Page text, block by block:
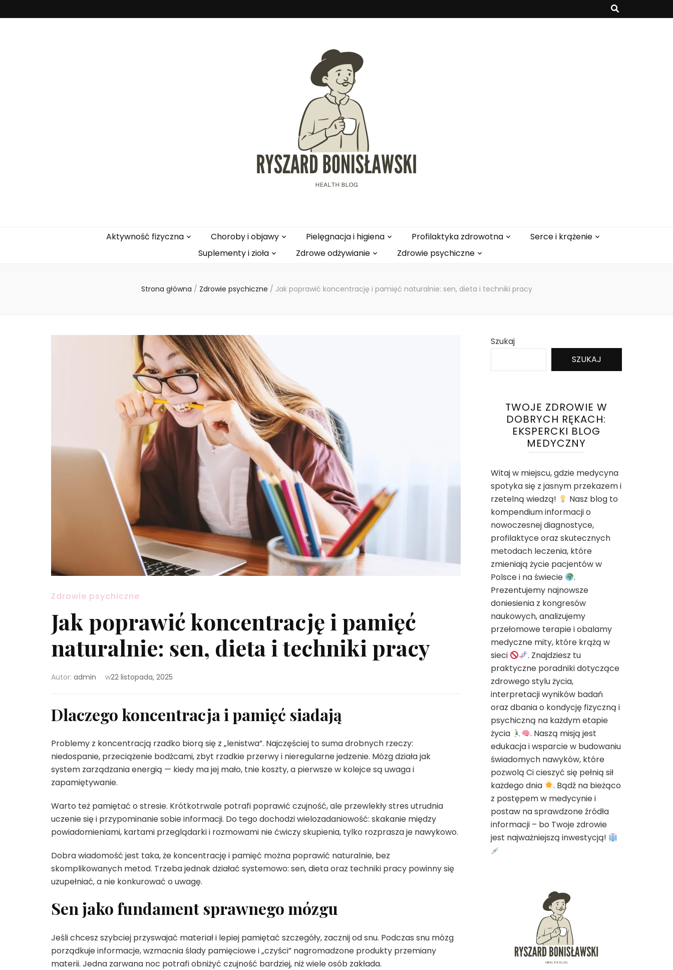
Aktywność fizyczna Choroby i objawy Pielęgnacja i higiena Profilaktyka zdrowotna
Serce i krążenie
Suplementy i zioła
Zdrowe odżywianie Zdrowie psychiczne
Strona główna / Zdrowie psychiczne / Jak poprawić koncentrację i pamięć naturalnie: sen, dieta i techniki pracy
Zdrowie psychiczne
Jak poprawić koncentrację i pamięć
naturalnie: sen, dieta i techniki pracy
Autor: admin w22 listopada, 2025
Dlaczego koncentracja i pamięć siadają
Problemy z koncentracją rzadko biorą się z „lenistwa”. Najczęściej to suma drobnych rzeczy:
niedospanie, przeciążenie bodźcami, zbyt rzadkie przerwy i nieregularne jedzenie. Mózg działa jak
system zarządzania energią — kiedy ma jej mało, tnie koszty, a pierwsze w kolejce są uwaga i
zapamiętywanie.
Warto też pamiętać o stresie. Krótkotrwale potrafi poprawić czujność, ale przewlekły stres utrudnia
uczenie się i przypominanie sobie informacji. Do tego dochodzi wielozadaniowość: skakanie między
powiadomieniami, kartami przeglądarki i rozmowami nie ćwiczy skupienia, tylko rozprasza je nawykowo.
Dobra wiadomość jest taka, że koncentrację i pamięć można poprawić naturalnie, bez
skomplikowanych metod. Trzeba jednak działać systemowo: sen, dieta oraz techniki pracy powinny się
uzupełniać, a nie konkurować o uwagę.
Sen jako fundament sprawnego mózgu
Jeśli chcesz szybciej przyswajać materiał i lepiej pamiętać szczegóły, zacznij od snu. Podczas snu mózg
porządkuje informacje, wzmacnia ślady pamięciowe i „czyści” nagromadzone produkty przemiany
materii. Jedna zarwana noc potrafi obniżyć czujność bardziej, niż wiele osób zakłada.
Szukaj
SZUKAJ
TWOJE ZDROWIE W
DOBRYCH RĘKACH:
EKSPERCKI BLOG
MEDYCZNY
Witaj w miejscu, gdzie medycyna
spotyka się z jasnym przekazem i
rzetelną wiedzą!
Nasz blog to
kompendium informacji o
nowoczesnej diagnostyce,
profilaktyce oraz skutecznych
metodach leczenia, które
zmieniają życie pacjentów w
Polsce i na świecie
.
Prezentujemy najnowsze
doniesienia z kongresów
naukowych, analizujemy
przełomowe terapie i obalamy
medyczne mity, które krążą w
sieci
. Znajdziesz tu
praktyczne poradniki dotyczące
zdrowego stylu życia,
interpretacji wyników badań
oraz dbania o kondycję fizyczną i
psychiczną na każdym etapie
życia
. Naszą misją jest
edukacja i wsparcie w budowaniu
świadomych nawyków, które
pozwolą Ci cieszyć się pełnią sił
każdego dnia
. Bądź na bieżąco
z postępem w medycynie i
postaw na sprawdzone źródła
informacji – bo Twoje zdrowie
jest najważniejszą inwestycją!